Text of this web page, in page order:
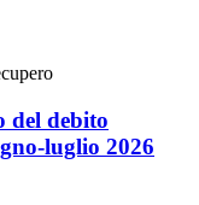
del debito
luglio 2026